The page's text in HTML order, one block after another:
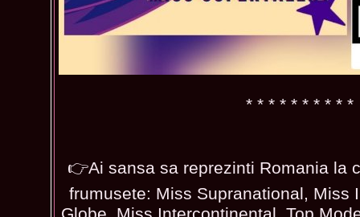
* * * * * * * * * *
👉Ai sansa sa reprezinti Romania la
frumusete: Miss Supranational, Miss